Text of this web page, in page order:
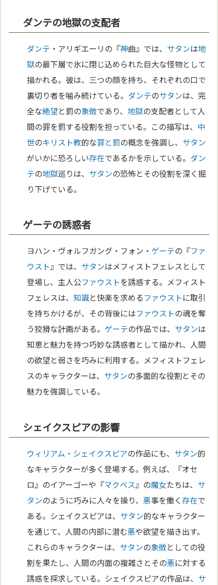
ダンテの地獄の支配者
ダンテ ・アリギエーリの『神曲』では、 サタンは地
獄の最下層で氷に閉じ込められた巨大な怪物として
描かれる。彼は、三つの顔を持ち、それぞれの口で
裏切り者を噛み続けている。 ダンテのサタンは、完
全な絶望と罰の象徴であり、地獄の支配者として人
間の罪を罰する役割を担っている。この描写は、 中
世のキリスト教的な罪と罰の概念を強調し、 サタン
がいかに恐ろしい存在であるかを示している。 ダン
テの地獄巡りは、 サタンの恐怖とその役割を深く掘
り下げている。
ゲーテの誘惑者
ヨハン・ヴォルフガング・フォン・ ゲーテの『ファ
ウスト』では、 サタンはメフィストフェレスとして
登場し、主人公ファウストを誘惑する。メフィスト
フェレスは、知識と快楽を求めるファウストに取引
を持ちかけるが、その背後にはファウストの魂を奪
う狡猾な計画がある。 ゲーテの作品では、 サタンは
知恵と魅力を持つ巧妙な誘惑者として描かれ、人間
の欲望と弱さを巧みに利用する。メフィストフェレ
スのキャラクターは、 サタンの多面的な役割とその
魅力を強調している。
シェイクスピアの影響
ウィリアム・シェイクスピアの作品にも、 サタン的
なキャラクターが多く登場する。例えば、『オセ
ロ』のイアーゴーや『マクベス』の魔女たちは、 サ
タンのように巧みに人々を操り、悪事を働く存在で
ある。シェイクスピアは、 サタン的なキャラクター
を通じて、人間の内部に潜む悪や欲望を描き出す。
これらのキャラクターは、 サタンの象徴としての役
割を果たし、人間の内面の複雑さとその悪に対する
誘惑を探求している。シェイクスピアの作品は、 サ